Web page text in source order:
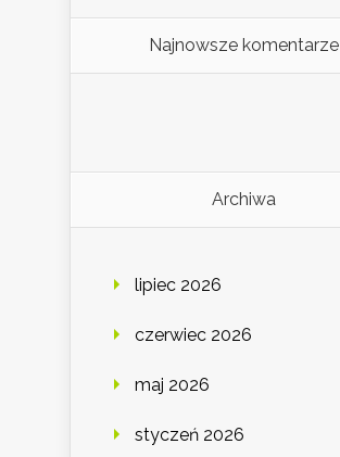
Najnowsze komentarze
Archiwa
lipiec 2026
czerwiec 2026
maj 2026
styczeń 2026